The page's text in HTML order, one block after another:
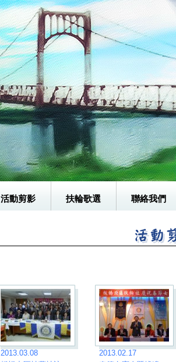
活動剪影 扶輪歌選 聯絡我們
2013.03.08
2013.02.17